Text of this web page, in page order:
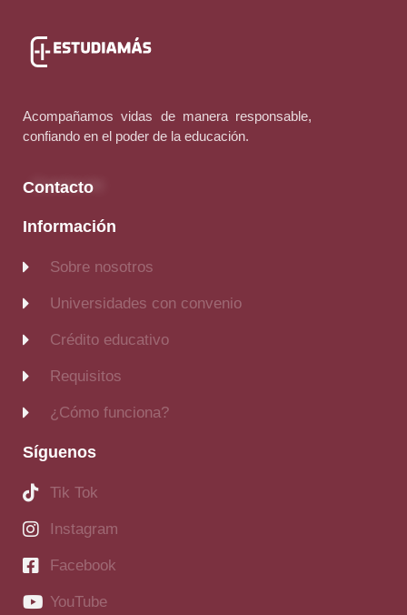
Acompañamos vidas de manera responsable,
confiando en el poder de la educación.
Contacto
Información
Sobre nosotros
Universidades con convenio
Crédito educativo
Requisitos
¿Cómo funciona?
Síguenos
Tik Tok
Instagram
Facebook
YouTube